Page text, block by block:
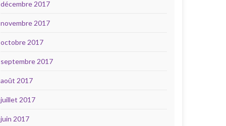
décembre 2017
novembre 2017
octobre 2017
septembre 2017
août 2017
juillet 2017
juin 2017